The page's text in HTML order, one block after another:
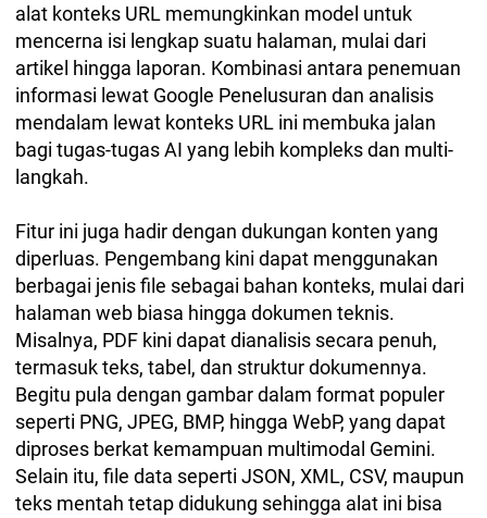
alat konteks URL memungkinkan model untuk
mencerna isi lengkap suatu halaman, mulai dari
artikel hingga laporan. Kombinasi antara penemuan
informasi lewat Google Penelusuran dan analisis
mendalam lewat konteks URL ini membuka jalan
bagi tugas-tugas AI yang lebih kompleks dan multi-
langkah.
Fitur ini juga hadir dengan dukungan konten yang
diperluas. Pengembang kini dapat menggunakan
berbagai jenis file sebagai bahan konteks, mulai dari
halaman web biasa hingga dokumen teknis.
Misalnya, PDF kini dapat dianalisis secara penuh,
termasuk teks, tabel, dan struktur dokumennya.
Begitu pula dengan gambar dalam format populer
seperti PNG, JPEG, BMP, hingga WebP, yang dapat
diproses berkat kemampuan multimodal Gemini.
Selain itu, file data seperti JSON, XML, CSV, maupun
teks mentah tetap didukung sehingga alat ini bisa